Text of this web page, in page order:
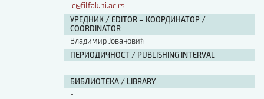
ic@filfak.ni.ac.rs
УРЕДНИК / EDITOR – КООРДИНАТОР /
COORDINATOR
Владимир Јовановић
ПЕРИОДИЧНОСТ / PUBLISHING INTERVAL
-
БИБЛИОТЕКА / LIBRARY
-